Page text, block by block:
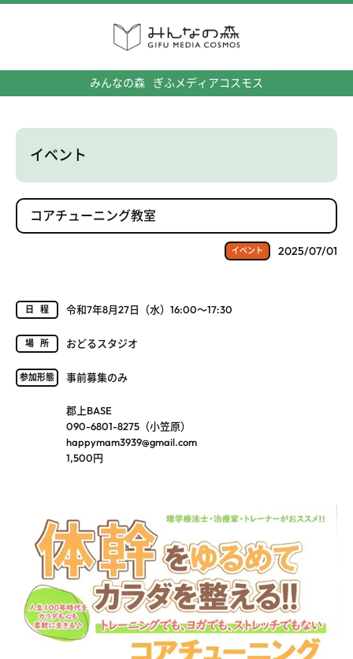
みんなの森 ぎふメディアコスモス
イベント
コアチューニング教室
イベント 2025/07/01
日程 令和7年8月27日（水）16:00～17:30
場所 おどるスタジオ
参加形態 事前募集のみ
郡上BASE
090-6801-8275（小笠原）
happymam3939@gmail.com
1,500円